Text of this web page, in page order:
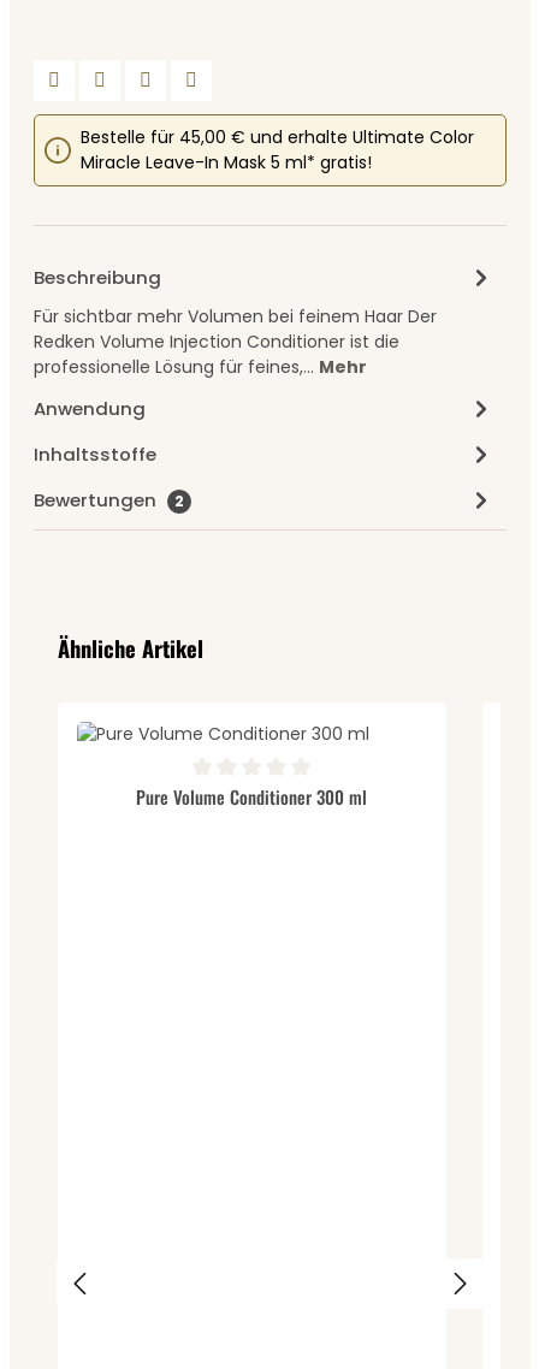
Bestelle für 45,00 € und erhalte Ultimate Color
Miracle Leave-In Mask 5 ml* gratis!
Beschreibung
Für sichtbar mehr Volumen bei feinem Haar Der
Redken Volume Injection Conditioner ist die
professionelle Lösung für feines,… Mehr
Anwendung
Inhaltsstoffe
Bewertungen
2
Produktgalerie überspringen
Ähnliche Artikel
Durchschnittliche Bewertung von 0 von 5 Sternen
Pure Volume Conditioner 300 ml